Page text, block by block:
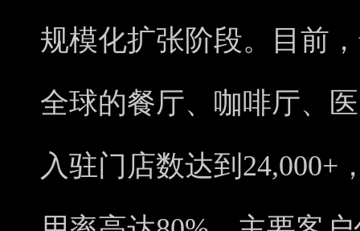
规模化扩张阶段。目前
全球的餐厅、咖啡厅、
入驻门店数达到24,000+